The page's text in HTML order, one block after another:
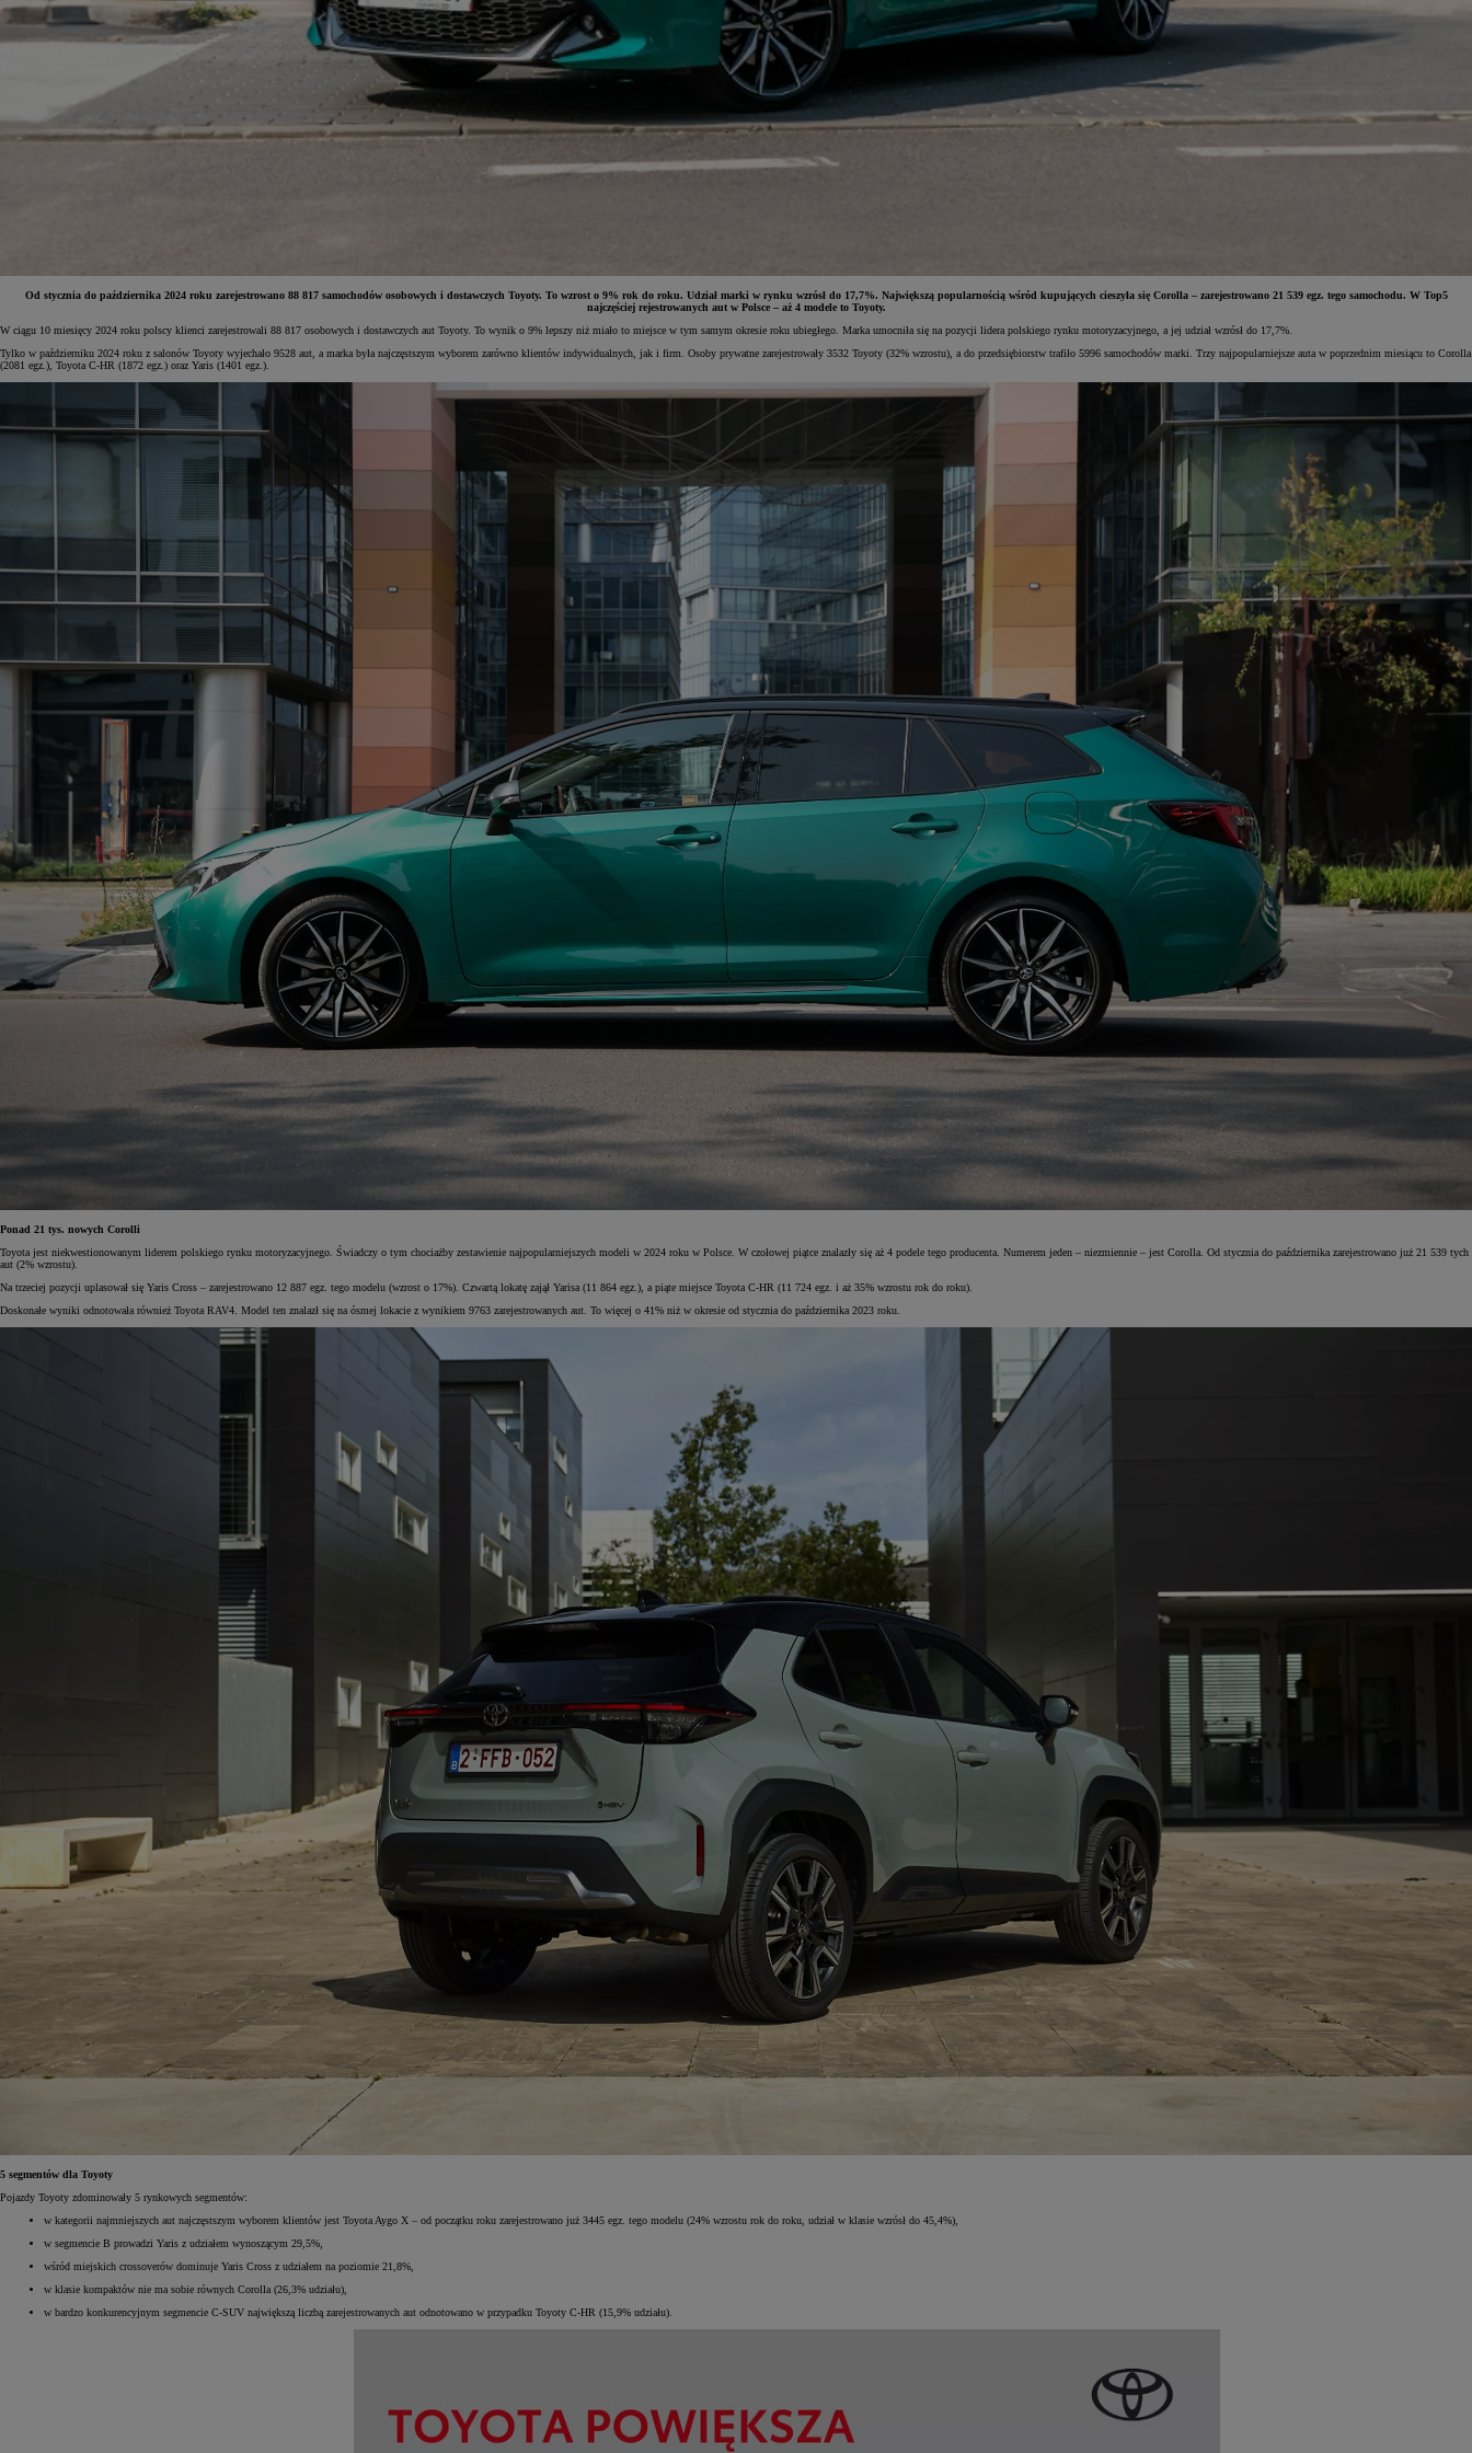
Yaris Cross
HYBRID
Od 105 300 zł
Corolla Hatchback
Od stycznia do października 2024 roku zarejestrowano 88 817 samochodów osobowych i dostawczych Toyoty. To wzrost o 9% rok do roku. Udział marki w rynku wzrósł do 17,7%. Największą popularnością wśród kupujących cieszyła się Corolla – zarejestrowano 21 539 egz. tego samochodu. W Top5
najczęściej rejestrowanych aut w Polsce – aż 4 modele to Toyoty.
W ciągu 10 miesięcy 2024 roku polscy klienci zarejestrowali 88 817 osobowych i dostawczych aut Toyoty. To wynik o 9% lepszy niż miało to miejsce w tym samym okresie roku ubiegłego. Marka umocniła się na pozycji lidera polskiego rynku motoryzacyjnego, a jej udział wzrósł do 17,7%.
Tylko w październiku 2024 roku z salonów Toyoty wyjechało 9528 aut, a marka była najczęstszym wyborem zarówno klientów indywidualnych, jak i firm. Osoby prywatne zarejestrowały 3532 Toyoty (32% wzrostu), a do przedsiębiorstw trafiło 5996 samochodów marki. Trzy najpopularniejsze auta w poprzednim miesiącu to Corolla
(2081 egz.), Toyota C-HR (1872 egz.) oraz Yaris (1401 egz.).
Ponad 21 tys. nowych Corolli
Toyota jest niekwestionowanym liderem polskiego rynku motoryzacyjnego. Świadczy o tym chociażby zestawienie najpopularniejszych modeli w 2024 roku w Polsce. W czołowej piątce znalazły się aż 4 podele tego producenta. Numerem jeden – niezmiennie – jest Corolla. Od stycznia do października zarejestrowano już 21 539 tych
aut (2% wzrostu).
Na trzeciej pozycji uplasował się Yaris Cross – zarejestrowano 12 887 egz. tego modelu (wzrost o 17%). Czwartą lokatę zajął Yarisa (11 864 egz.), a piąte miejsce Toyota C-HR (11 724 egz. i aż 35% wzrostu rok do roku).
Doskonałe wyniki odnotowała również Toyota RAV4. Model ten znalazł się na ósmej lokacie z wynikiem 9763 zarejestrowanych aut. To więcej o 41% niż w okresie od stycznia do października 2023 roku.
5 segmentów dla Toyoty
Pojazdy Toyoty zdominowały 5 rynkowych segmentów:
w kategorii najmniejszych aut najczęstszym wyborem klientów jest Toyota Aygo X – od początku roku zarejestrowano już 3445 egz. tego modelu (24% wzrostu rok do roku, udział w klasie wzrósł do 45,4%),
w segmencie B prowadzi Yaris z udziałem wynoszącym 29,5%,
wśród miejskich crossoverów dominuje Yaris Cross z udziałem na poziomie 21,8%,
w klasie kompaktów nie ma sobie równych Corolla (26,3% udziału),
w bardzo konkurencyjnym segmencie C-SUV największą liczbą zarejestrowanych aut odnotowano w przypadku Toyoty C-HR (15,9% udziału).